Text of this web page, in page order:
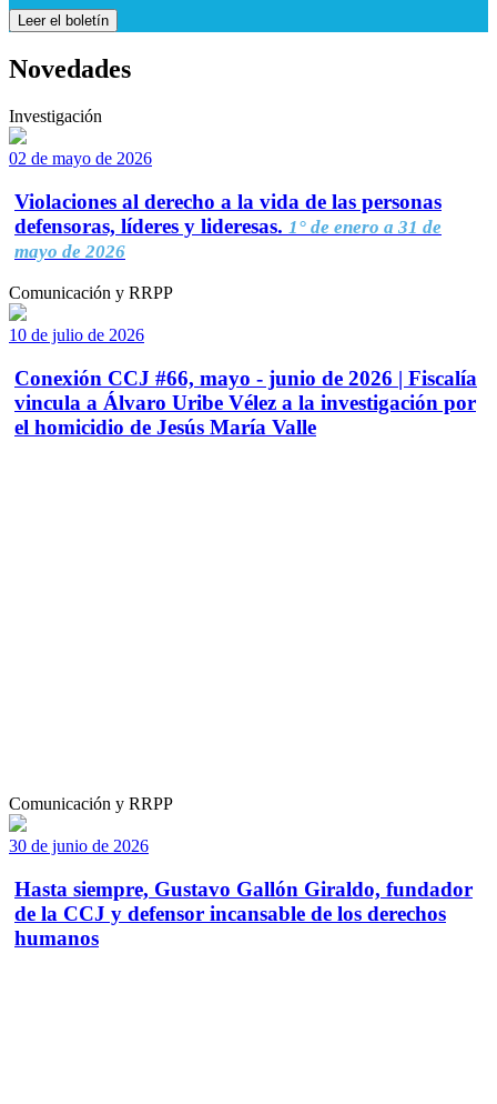
Leer el boletín
Novedades
Investigación
02 de mayo de 2026
Violaciones al derecho a la vida de las personas
defensoras, líderes y lideresas. 1° de enero a 31 de
mayo de 2026
Comunicación y RRPP
10 de julio de 2026
Conexión CCJ #66, mayo - junio de 2026 | Fiscalía
vincula a Álvaro Uribe Vélez a la investigación por
el homicidio de Jesús María Valle
Comunicación y RRPP
30 de junio de 2026
Hasta siempre, Gustavo Gallón Giraldo, fundador
de la CCJ y defensor incansable de los derechos
humanos